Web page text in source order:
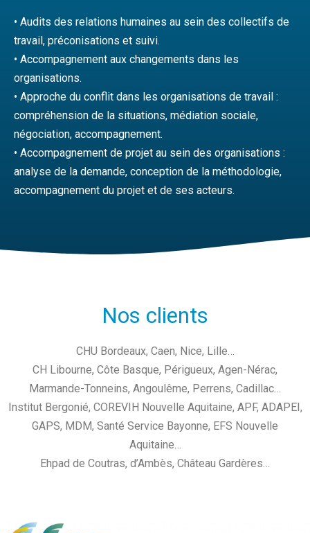
• Audits des relations humaines au sein des collectifs de
travail, préconisations et suivi.
• Accompagnement aux changements dans les
organisations.
• Approche du conflit dans les organisations de travail :
compréhension de la situations, médiation sociale,
négociation, accompagnement.
• Accompagnement de projet au sein des organisations :
analyse de la demande, conception de la méthodologie,
accompagnement du projet et de ses acteurs.
Nos clients
CHU Bordeaux, Caen, Nice, Lille…
CH Libourne, Côte Basque, Périgueux, Agen-Nérac,
Marmande-Tonneins, Angoulême, Perrens, Cadillac…
Institut Bergonié, COREVIH Nouvelle Aquitaine, APF, ADAPEI,
GAPS, MDM, Santé Service Bayonne, EFS Nouvelle
Aquitaine…
Ehpad de Coutras, d’Ambès, Château Gardères…